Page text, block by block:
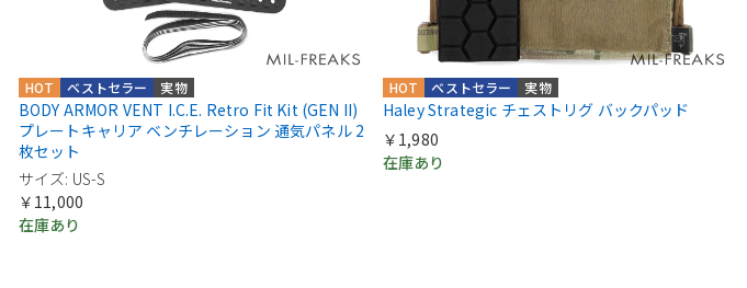
実物
ベストセラー
HOT
BODY ARMOR VENT I.C.E. Retro Fit Kit (GEN II)
プレートキャリア ベンチレーション 通気パネル 2
枚セット
サイズ: US-S
￥11,000
在庫あり
実物
ベストセラー
HOT
Haley Strategic チェストリグ バックパッド
￥1,980
在庫あり